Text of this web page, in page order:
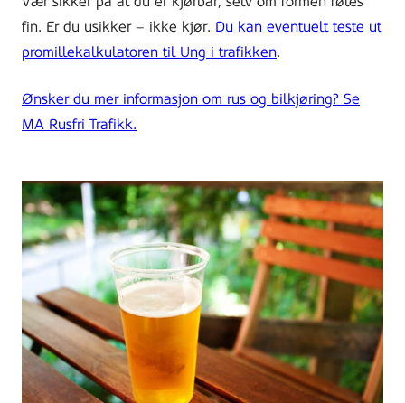
fin. Er du usikker – ikke kjør. Du kan eventuelt teste ut
promillekalkulatoren til Ung i trafikken.
Ønsker du mer informasjon om rus og bilkjøring? Se
MA Rusfri Trafikk.
glass
of
beer
standing